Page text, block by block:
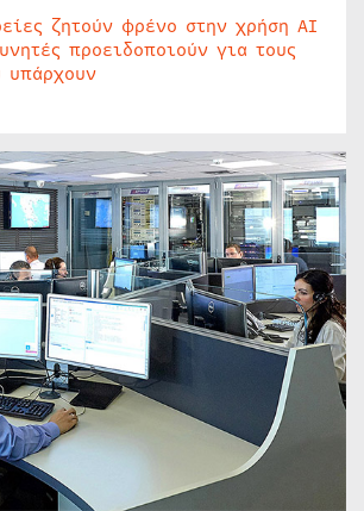
ζητούν φρένο στην χρήση AI
προειδοποιούν για τους
υπάρχουν